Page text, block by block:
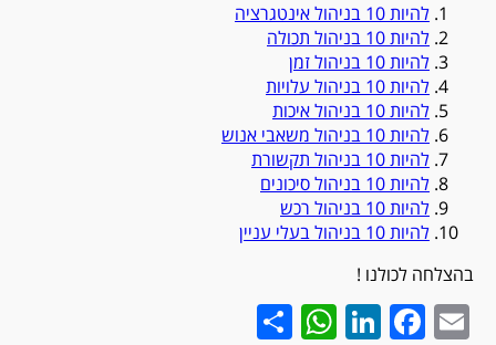
להיות 10 בניהול אינטגרציה
להיות 10 בניהול תכולה
להיות 10 בניהול זמן
להיות 10 בניהול עלויות
להיות 10 בניהול איכות
להיות 10 בניהול משאבי אנוש
להיות 10 בניהול תקשורת
להיות 10 בניהול סיכונים
להיות 10 בניהול רכש
להיות 10 בניהול בעלי עניין
בהצלחה לכולנו !
Email
Facebook
LinkedIn
WhatsApp